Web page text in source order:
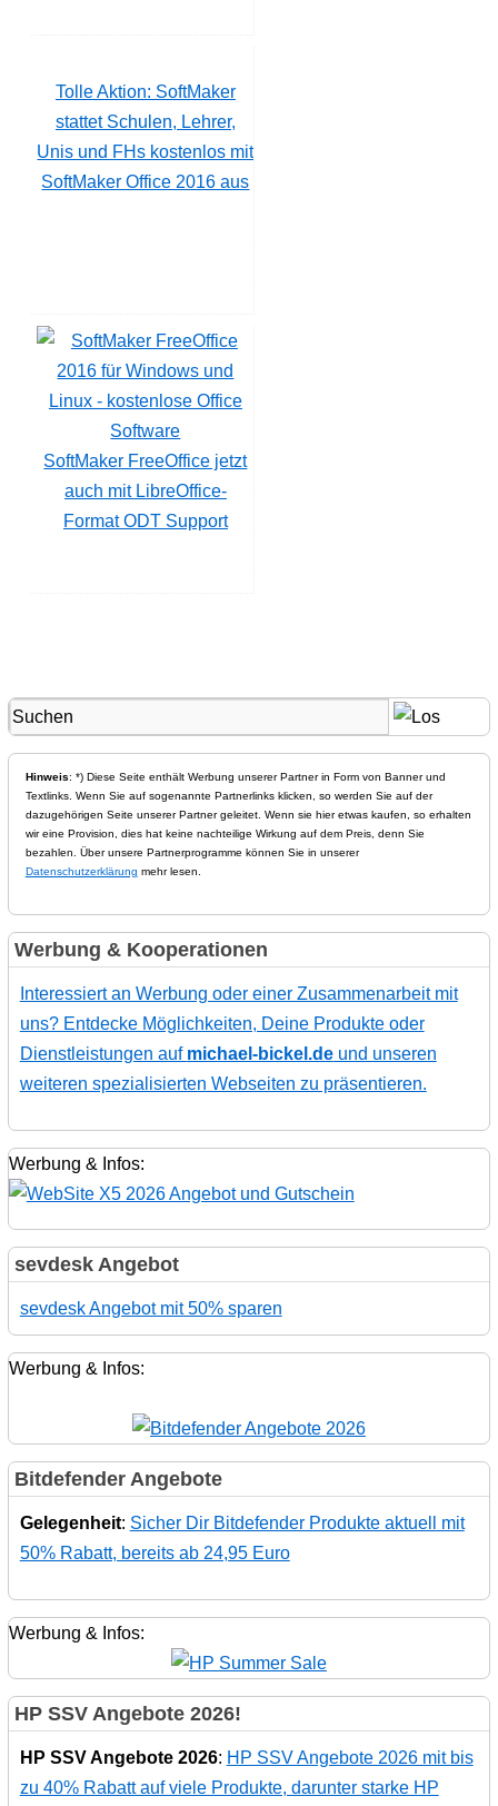
Tolle Aktion: SoftMaker
stattet Schulen, Lehrer,
Unis und FHs kostenlos mit
SoftMaker Office 2016 aus
SoftMaker FreeOffice jetzt
auch mit LibreOffice-
Format ODT Support
Hinweis: *) Diese Seite enthält Werbung unserer Partner in Form von Banner und
Textlinks. Wenn Sie auf sogenannte Partnerlinks klicken, so werden Sie auf der
dazugehörigen Seite unserer Partner geleitet. Wenn sie hier etwas kaufen, so erhalten
wir eine Provision, dies hat keine nachteilige Wirkung auf dem Preis, denn Sie
bezahlen. Über unsere Partnerprogramme können Sie in unserer
Datenschutzerklärung mehr lesen.
Werbung & Kooperationen
Interessiert an Werbung oder einer Zusammenarbeit mit
uns? Entdecke Möglichkeiten, Deine Produkte oder
Dienstleistungen auf michael-bickel.deund unseren
weiteren spezialisierten Webseiten zu präsentieren.
Werbung & Infos:
sevdesk Angebot
sevdesk Angebot mit 50% sparen
Werbung & Infos:
Bitdefender Angebote
Gelegenheit: Sicher Dir Bitdefender Produkte aktuell mit
50% Rabatt, bereits ab 24,95 Euro
Werbung & Infos:
HP SSV Angebote 2026!
HP SSV Angebote 2026: HP SSV Angebote 2026 mit bis
zu 40% Rabatt auf viele Produkte, darunter starke HP